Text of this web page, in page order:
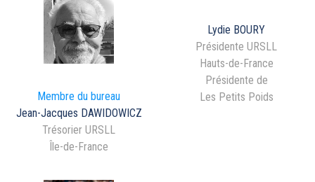
Membre du bureau
Jean-Jacques DAWIDOWICZ
Trésorier URSLL
Île-de-France
Lydie BOURY
Présidente URSLL
Hauts-de-France
Présidente de
Les Petits Poids